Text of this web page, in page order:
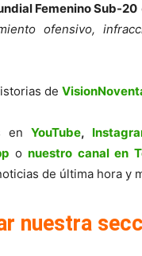
Femenino Sub-20
ofensivo,
de
en YouTube,
o nuestro canal en
de última hora y
nuestra